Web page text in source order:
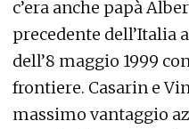
c’era anche papà
precedente dell’Italia
dell’8 maggio 1999
frontiere. Casarin e
massimo vantaggio